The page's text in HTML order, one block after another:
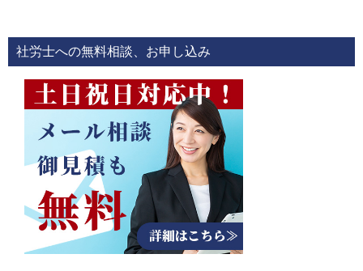
ビ
ゲ
社労士への無料相談、お申し込み